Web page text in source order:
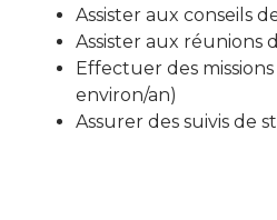
Assister aux conseils
Assister aux réunions
Effectuer des
environ/an)
Assurer des suivis de